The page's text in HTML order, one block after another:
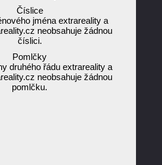
Číslice
jména extrareality a
neobsahuje žádnou
číslici.
Pomlčky
druhého řádu extrareality a
neobsahuje žádnou
pomlčku.